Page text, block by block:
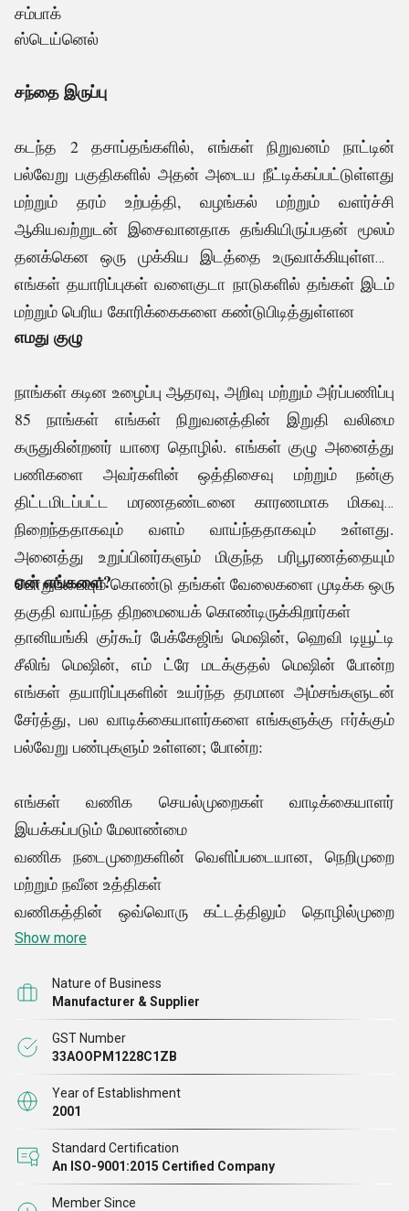
சம்பாக்
ஸ்டெய்னெல்
சந்தை இருப்பு
கடந்த 2 தசாப்தங்களில், எங்கள் நிறுவனம் நாட்டின்
பல்வேறு பகுதிகளில் அதன் அடைய நீட்டிக்கப்பட்டுள்ளது
மற்றும் தரம் உற்பத்தி, வழங்கல் மற்றும் வளர்ச்சி
ஆகியவற்றுடன் இசைவானதாக தங்கியிருப்பதன் மூலம்
தனக்கென ஒரு முக்கிய இடத்தை உருவாக்கியுள்ளது.
எங்கள் தயாரிப்புகள் வளைகுடா நாடுகளில் தங்கள் இடம்
மற்றும் பெரிய கோரிக்கைகளை கண்டுபிடித்துள்ளன
.
எமது குழு
நாங்கள் கடின உழைப்பு ஆதரவு, அறிவு மற்றும் அர்ப்பணிப்பு
85 நாங்கள் எங்கள் நிறுவனத்தின் இறுதி வலிமை
கருதுகின்றனர் யாரை தொழில். எங்கள் குழு அனைத்து
பணிகளை அவர்களின் ஒத்திசைவு மற்றும் நன்கு
திட்டமிடப்பட்ட மரணதண்டனை காரணமாக மிகவும்
நிறைந்ததாகவும் வளம் வாய்ந்ததாகவும் உள்ளது.
அனைத்து உறுப்பினர்களும் மிகுந்த பரிபூரணத்தையும்
பொறுப்பையும் கொண்டு தங்கள் வேலைகளை முடிக்க ஒரு
தகுதி வாய்ந்த திறமையைக் கொண்டிருக்கிறார்கள்
.
ஏன் எங்களை?
தானியங்கி குர்கூர் பேக்கேஜிங் மெஷின், ஹெவி டியூட்டி
சீலிங் மெஷின், எம் ட்ரே மடக்குதல் மெஷின் போன்ற
எங்கள் தயாரிப்புகளின் உயர்ந்த தரமான அம்சங்களுடன்
சேர்த்து, பல வாடிக்கையாளர்களை எங்களுக்கு ஈர்க்கும்
பல்வேறு பண்புகளும் உள்ளன; போன்ற:
எங்கள் வணிக செயல்முறைகள் வாடிக்கையாளர்
இயக்கப்படும் மேலாண்மை
வணிக நடைமுறைகளின் வெளிப்படையான, நெறிமுறை
மற்றும் நவீன உத்திகள்
வணிகத்தின் ஒவ்வொரு கட்டத்திலும் தொழில்முறை
மற்றும் காலமற்ற தன்மை
Show more
Nature of Business
Manufacturer & Supplier
GST Number
33AOOPM1228C1ZB
Year of Establishment
2001
Standard Certification
An ISO-9001:2015 Certified Company
Member Since